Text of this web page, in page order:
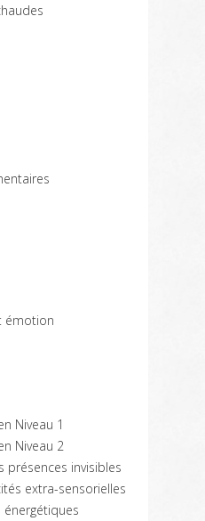
émotion
Niveau 1
Niveau 2
présences invisibles
extra-sensorielles
énergétiques